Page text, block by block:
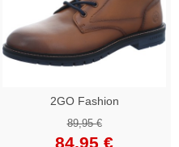
2GO Fashion
89,95 €
84,95 €